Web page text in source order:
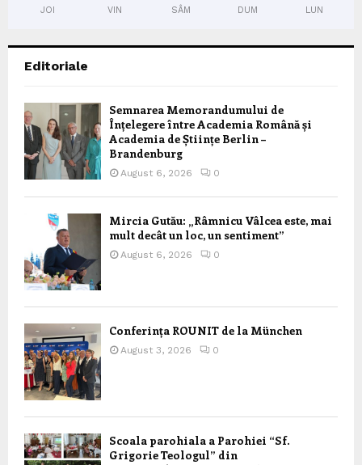
JOI VIN SÂM DUM LUN
Editoriale
Semnarea Memorandumului de
Înțelegere între Academia Română și
Academia de Științe Berlin –
Brandenburg
August 6, 2026 0
Mircia Gutău: „Râmnicu Vâlcea este, mai
mult decât un loc, un sentiment”
August 6, 2026 0
Conferința ROUNIT de la München
August 3, 2026 0
Scoala parohiala a Parohiei “Sf.
Grigorie Teologul” din